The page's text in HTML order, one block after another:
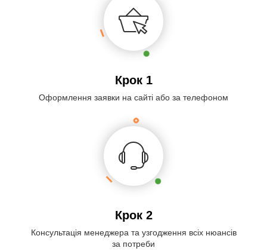
Крок 1
Оформлення заявки на сайті або за телефоном
Крок 2
Консультація менеджера та узгодження всіх нюансів
за потреби